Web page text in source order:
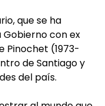
que se ha
con ex
Pinochet (1973-
de Santiago y
del país.